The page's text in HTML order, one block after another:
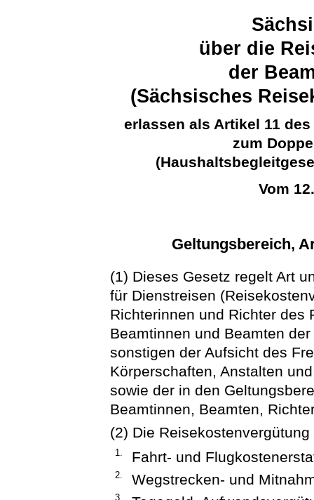
über die
der
(Sächsisches
erlassen als Artikel 11
zum
Vom
Geltungsbereich,
(1) Dieses Gesetz regelt Art
für Dienstreisen
Richterinnen und Richter des
Beamtinnen und Beamten
sonstigen der Aufsicht des
Körperschaften, Anstalten
sowie der in den
Beamtinnen, Beamten,
(2) Die
1. Fahrt- und
2. Wegstrecken- und
3.